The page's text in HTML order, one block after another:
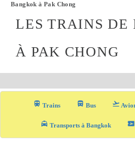
Bangkok à Pak Chong
LES TRAINS DE
À PAK CHONG
train Trains directions_bus_filled Bus flight_takeoff
local_taxi Transports à Bangkok airplane_ticket